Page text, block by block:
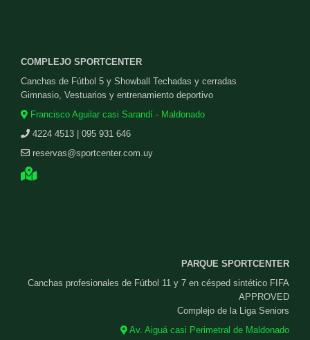
COMPLEJO SPORTCENTER
Canchas de Fútbol 5 y Showball Techadas y cerradas
Gimnasio, Vestuarios y entrenamiento deportivo
Francisco Aguilar casi Sarandí - Maldonado
4224 4513 | 095 931 646
reservas@sportcenter.com.uy
PARQUE SPORTCENTER
Canchas profesionales de Fútbol 11 y 7 en césped sintético FIFA
APPROVED
Complejo de la Liga Seniors
Av. Aiguá casi Perimetral de Maldonado